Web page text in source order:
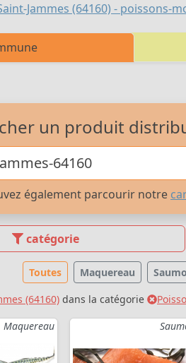
Jammes (64160) - poissons-
un produit
également parcourir notre
catégorie
Toutes Maquereau
(64160) dans la catégorie
Maquereau